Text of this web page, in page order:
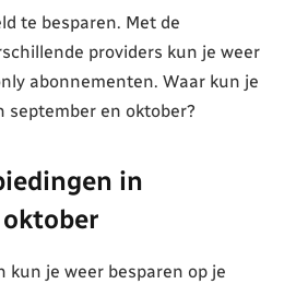
te besparen. Met de
providers kun je weer
abonnementen. Waar kun je
september en oktober?
in
kun je weer besparen op je